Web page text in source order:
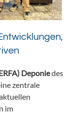
Deponiedes
zentrale
im